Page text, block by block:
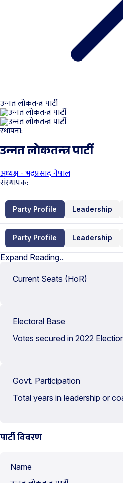
उन्‍नत लोकतन्त्र पार्टी
स्थापना:
उन्‍नत लोकतन्त्र पार्टी
अध्यक्ष - भद्रप्रसाद नेपाल
संस्थापक:
Party Profile Leadership
Party Profile Leadership
Expand Reading..
Current Seats (HoR)
Electoral Base
Votes secured in 2022
Govt. Participation
Total years in leadership or
पार्टी विवरण
Name